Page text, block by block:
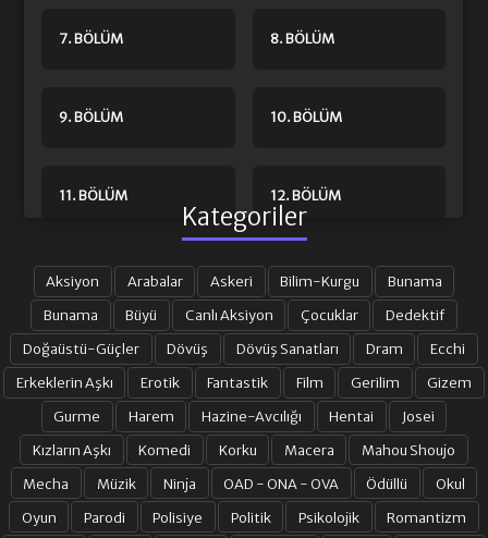
7. BÖLÜM 8. BÖLÜM
9. BÖLÜM 10. BÖLÜM
11. BÖLÜM 12. BÖLÜM
13. BÖLÜM 14. BÖLÜM
15. BÖLÜM 16. BÖLÜM
17. BÖLÜM 18. BÖLÜM
19. BÖLÜM 20. BÖLÜM
Kategoriler
Aksiyon Arabalar Askeri Bilim-Kurgu
Bunama
Bunama
Büyü Canlı Aksiyon Çocuklar
Dedektif
Doğaüstü-Güçler
Dövüş Dövüş Sanatları Dram
Ecchi
Erkeklerin Aşkı
Erotik Fantastik Film Gerilim
Gizem
Gurme
Harem Hazine-Avcılığı Hentai
Josei
Kızların Aşkı
Komedi Korku Macera
Mahou Shoujo
Mecha
Müzik Ninja OAD - ONA - OVA Ödüllü
Okul
Oyun
Parodi Polisiye Politik Psikolojik Romantizm